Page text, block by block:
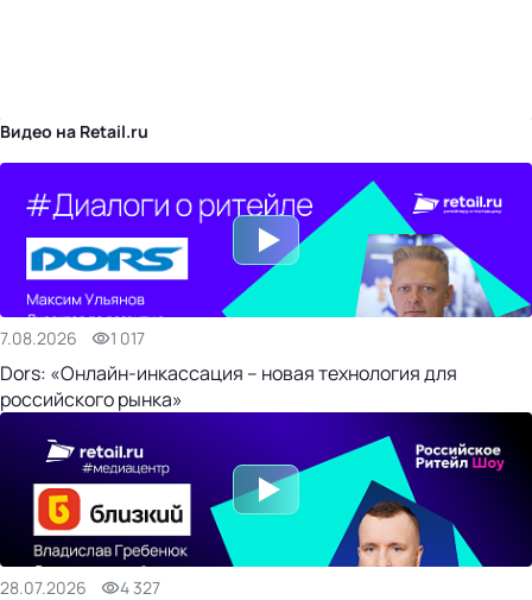
Видео на Retail.ru
7.08.2026 1 017
Dors: «Онлайн-инкассация – новая технология для
российского рынка»
28.07.2026 4 327